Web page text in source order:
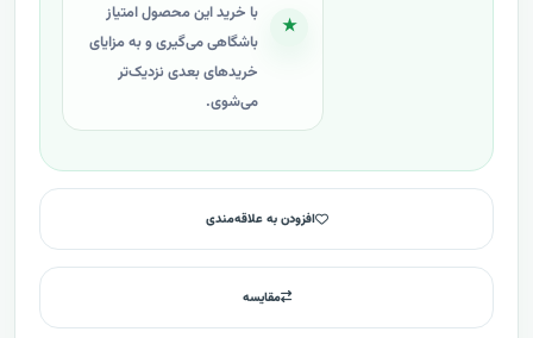
★
با خرید این محصول امتیاز
باشگاهی می‌گیری و به مزایای
خریدهای بعدی نزدیک‌تر
می‌شوی.
افزودن به علاقه‌مندی
مقایسه